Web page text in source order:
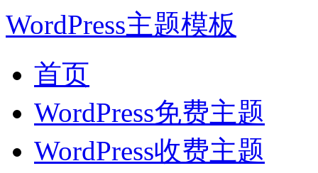
WordPress主题模板
首页
WordPress免费主题
WordPress收费主题